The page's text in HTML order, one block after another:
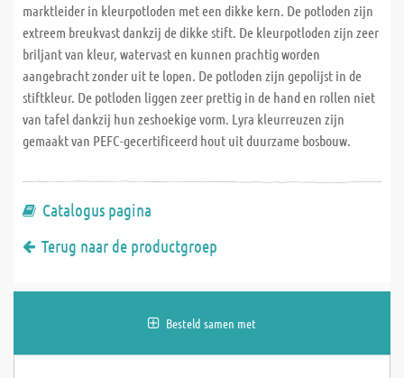
marktleider in kleurpotloden met een dikke kern. De potloden zijn
extreem breukvast dankzij de dikke stift. De kleurpotloden zijn zeer
briljant van kleur, watervast en kunnen prachtig worden
aangebracht zonder uit te lopen. De potloden zijn gepolijst in de
stiftkleur. De potloden liggen zeer prettig in de hand en rollen niet
van tafel dankzij hun zeshoekige vorm. Lyra kleurreuzen zijn
gemaakt van PEFC-gecertificeerd hout uit duurzame bosbouw.
Catalogus pagina
Terug naar de productgroep
Besteld samen met